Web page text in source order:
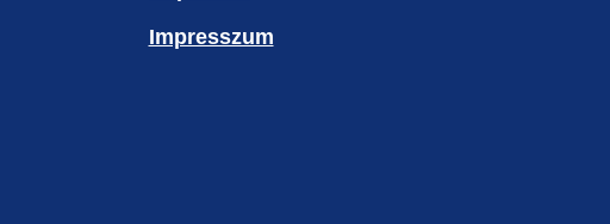
Impresszum